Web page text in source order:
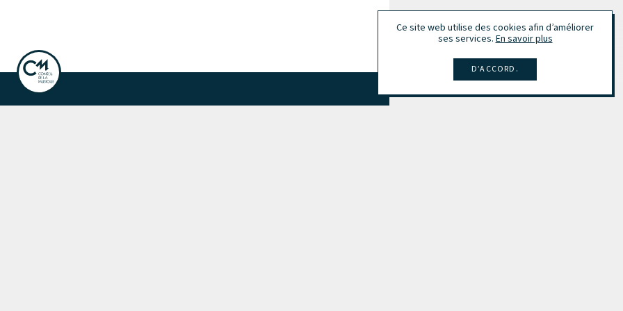
Ce site web utilise des cookies afin d’améliorer
ses services.En savoir plus
D’ACCORD.
Tout afficher